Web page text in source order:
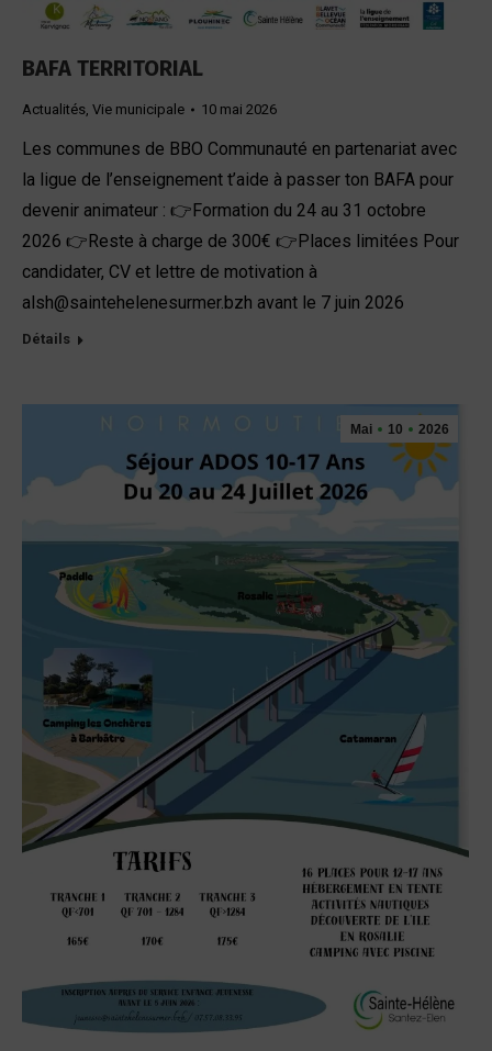
BAFA TERRITORIAL
Actualités, Vie municipale 10 mai 2026
Les communes de BBO Communauté en partenariat avec
la ligue de l’enseignement t’aide à passer ton BAFA pour
devenir animateur : 👉Formation du 24 au 31 octobre
2026 👉Reste à charge de 300€ 👉Places limitées Pour
candidater, CV et lettre de motivation à
alsh@saintehelenesurmer.bzh avant le 7 juin 2026
Détails
Mai 10 2026